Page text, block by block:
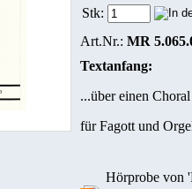
Stk:
Art.Nr.: MR
Textanfang:
...über einen
für Fagott und
Hörprobe von